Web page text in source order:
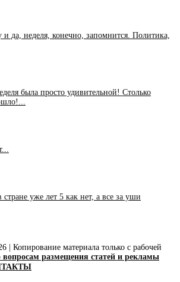
да, неделя, конечно, запомнится. Политика,
была просто удивительной! Столько
уже лет 5 как нет, а все за уши
| Копирование материала только с рабочей
вопросам размещения статей и рекламы